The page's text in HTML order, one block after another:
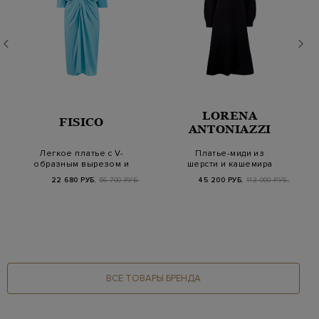
FISICO
Легкое платье с V-
образным вырезом и
заложенными склад…
22 680 РУБ. 56 700 РУБ.
LORENA
ANTONIAZZI
Платье-миди из
шерсти и кашемира
английской вязки
45 200 РУБ. 113 000 РУБ.
ВСЕ ТОВАРЫ БРЕНДА